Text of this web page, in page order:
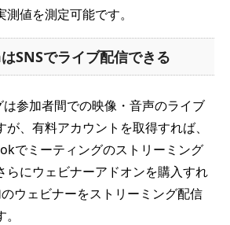
値を測定可能です。
SNSでライブ配信できる
参加者間での映像・音声のライブ
、有料アカウントを取得すれば、
でミーティングのストリーミング
らにウェビナーアドオンを購入すれ
ウェビナーをストリーミング配信